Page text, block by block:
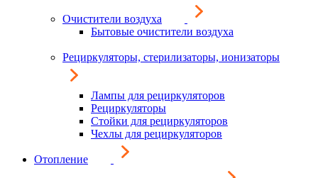
Очистители воздуха
Бытовые очистители воздуха
Рециркуляторы, стерилизаторы, ионизаторы
Лампы для рециркуляторов
Рециркуляторы
Стойки для рециркуляторов
Чехлы для рециркуляторов
Отопление